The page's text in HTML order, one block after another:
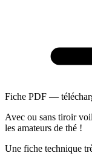
Fiche PDF —
Avec ou sans tiroir
les amateurs de thé !
Une fiche technique